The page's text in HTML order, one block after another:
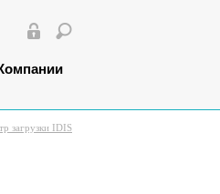
загрузки IDIS